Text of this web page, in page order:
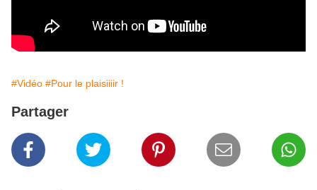
#Vidéo #Pour le plaisiiiir !
Partager